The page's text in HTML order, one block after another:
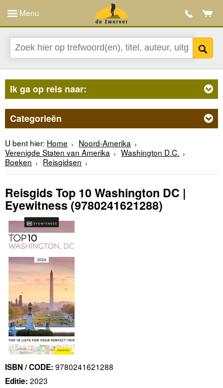
Menu
Ik ga op reis naar:
Categorieën
U bent hier: Home
Noord-Amerika
Verenigde Staten van Amerika
Washington D.C.
Boeken
Reisgidsen
Reisgids Top 10 Washington DC |
Eyewitness(9780241621288)
ISBN / CODE: 9780241621288
Editie: 2023